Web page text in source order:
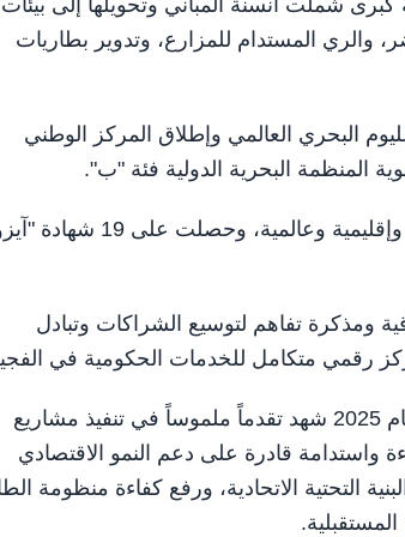
والري المستدام للمزارع، وتدوير بطاريات
البحري العالمي وإطلاق المركز الوطني
المنظمة البحرية الدولية فئة "ب".
وفازت وزارة الطاقة والبنية التحتية خلال العام الماضي بـ 41 جائزة محلية وإقليمية وعالمية،
30 مجلساً للمتعاملين في إمارات الدولة، ووقّعت 26 اتفاقية ومذكرة تفاهم لتوسيع الشراكات وتبادل
وقال معالي سهيل بن محمد المزروعي، وزير الطاقة والبنية التحتية، إن عام 2025 شهد تقدماً ملموساً في تنفيذ مشاريع
واستدامة قادرة على دعم النمو الاقتصادي
التحتية الاتحادية، ورفع كفاءة منظومة